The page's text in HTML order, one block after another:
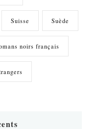
Suisse Suède
noirs français